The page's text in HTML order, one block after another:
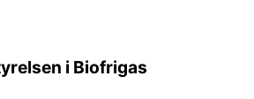
i Biofrigas